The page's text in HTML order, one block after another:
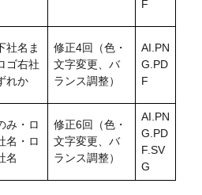
F
社名ま
ゴ右社
れか
修正4回（色・
文字変更、バ
ランス調整）
AI.PN
G.PD
F
み・ロ
名・ロ
名
修正6回（色・
文字変更、バ
ランス調整）
AI.PN
G.PD
F.SV
G